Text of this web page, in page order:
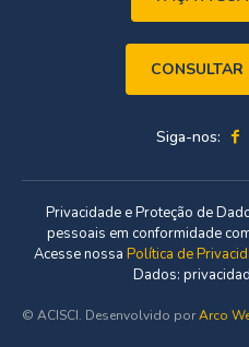
Siga-nos:
Privacidade e Proteção de
pessoais em conformidade
Acesse nossa Política de
Dados:
© ACISCI. Desenvolvido porArco